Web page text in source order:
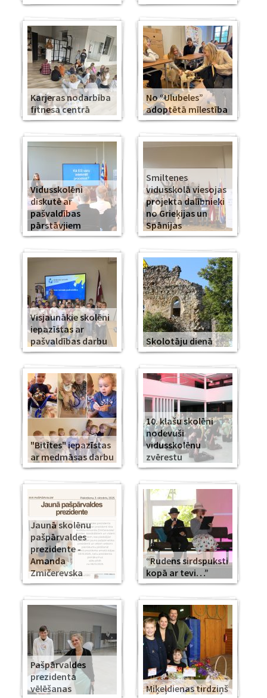
Karjeras nodarbība
fitnesa centrā
No “Ulubeles”
adoptētā mīlestība
Vidusskolēni
diskutē ar
pašvaldības
pārstāvjiem
Smiltenes
vidusskolā viesojas
projekta dalībnieki
no Grieķijas un
Spānijas
Visjaunākie skolēni
iepazīstas ar
pašvaldības darbu
Skolotāju dienā
"Bitītes" iepazīstas
ar medmāsas darbu
10. klašu skolēni
nodevuši
vidusskolēnu
zvērestu
Jaunā skolēnu
pašpārvaldes
prezidente -
Amanda
Zmičerevska
“Rudens sirdspuksti
kopā ar tevi…”
Pašpārvaldes
prezidenta
vēlēšanas
Miķeļdienas tirdziņš